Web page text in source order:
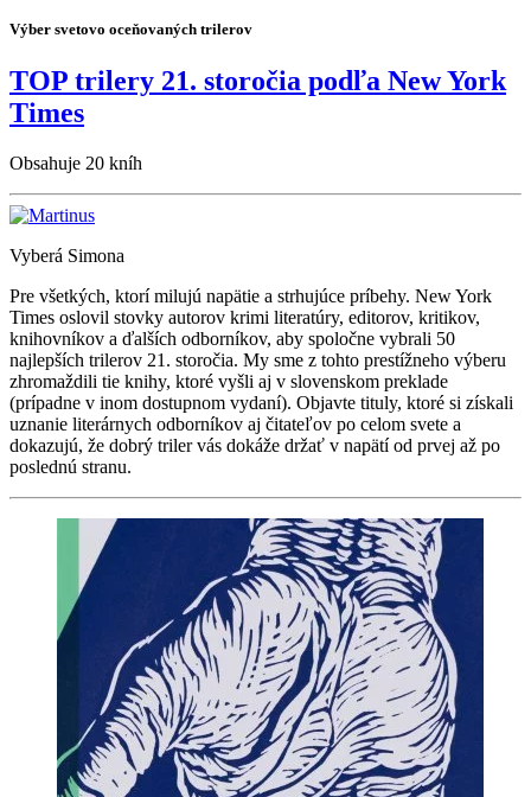
Výber svetovo oceňovaných trilerov
TOP trilery 21. storočia podľa New York
Times
Obsahuje 20 kníh
Vyberá Simona
Pre všetkých, ktorí milujú napätie a strhujúce príbehy. New York
Times oslovil stovky autorov krimi literatúry, editorov, kritikov,
knihovníkov a ďalších odborníkov, aby spoločne vybrali 50
najlepších trilerov 21. storočia. My sme z tohto prestížneho výberu
zhromaždili tie knihy, ktoré vyšli aj v slovenskom preklade
(prípadne v inom dostupnom vydaní). Objavte tituly, ktoré si získali
uznanie literárnych odborníkov aj čitateľov po celom svete a
dokazujú, že dobrý triler vás dokáže držať v napätí od prvej až po
poslednú stranu.